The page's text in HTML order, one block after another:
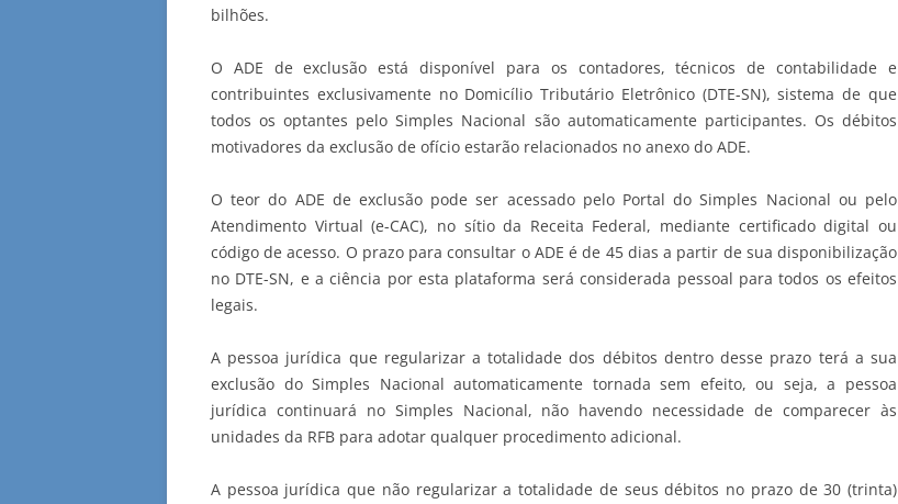
bilhões.
O ADE de exclusão está disponível para os contadores, técnicos de contabilidade e
contribuintes exclusivamente no Domicílio Tributário Eletrônico (DTE-SN), sistema de que
todos os optantes pelo Simples Nacional são automaticamente participantes. Os débitos
motivadores da exclusão de ofício estarão relacionados no anexo do ADE.
O teor do ADE de exclusão pode ser acessado pelo Portal do Simples Nacional ou pelo
Atendimento Virtual (e-CAC), no sítio da Receita Federal, mediante certificado digital ou
código de acesso. O prazo para consultar o ADE é de 45 dias a partir de sua disponibilização
no DTE-SN, e a ciência por esta plataforma será considerada pessoal para todos os efeitos
legais.
A pessoa jurídica que regularizar a totalidade dos débitos dentro desse prazo terá a sua
exclusão do Simples Nacional automaticamente tornada sem efeito, ou seja, a pessoa
jurídica continuará no Simples Nacional, não havendo necessidade de comparecer às
unidades da RFB para adotar qualquer procedimento adicional.
A pessoa jurídica que não regularizar a totalidade de seus débitos no prazo de 30 (trinta)